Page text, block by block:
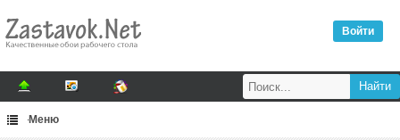
Войти
Меню